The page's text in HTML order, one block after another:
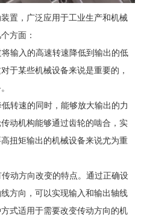
置，广泛应用于工业生产和机械
方面：
输入的高速转速降低到输出的低
于某些机械设备来说是重要的，
转速的同时，能够放大输出的力
动机构能够通过齿轮的啮合，实
扭矩输出的机械设备来说尤为重
动方向改变的特点。通过正确设
方向，可以实现输入和输出轴线
式适用于需要改变传动方向的机